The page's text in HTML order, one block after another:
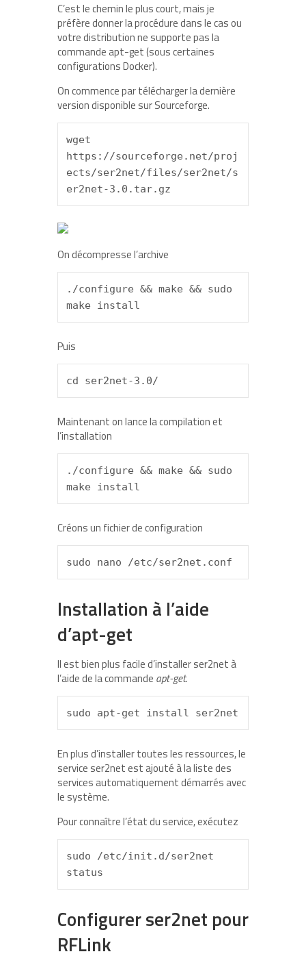
C’est le chemin le plus court, mais je
préfère donner la procédure dans le cas ou
votre distribution ne supporte pas la
commande apt-get (sous certaines
configurations Docker).
On commence par télécharger la dernière
version disponible sur Sourceforge.
wget
https://sourceforge.net/proj
ects/ser2net/files/ser2net/s
er2net-3.0.tar.gz
On décompresse l’archive
./configure && make && sudo
make install
Puis
cd ser2net-3.0/
Maintenant on lance la compilation et
l’installation
./configure && make && sudo
make install
Créons un fichier de configuration
sudo nano /etc/ser2net.conf
Installation à l’aide
d’apt-get
Il est bien plus facile d’installer ser2net à
l’aide de la commande apt-get.
sudo apt-get install ser2net
En plus d’installer toutes les ressources, le
service ser2net est ajouté à la liste des
services automatiquement démarrés avec
le système.
Pour connaître l’état du service, exécutez
sudo /etc/init.d/ser2net
status
Configurer ser2net pour
RFLink